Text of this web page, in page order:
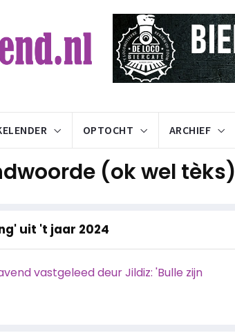
OPTOCHT ARCHIEF
(ok wel tèks)
uit 't jaar 2024
vastgeleed deur Jildiz: 'Bulle zijn